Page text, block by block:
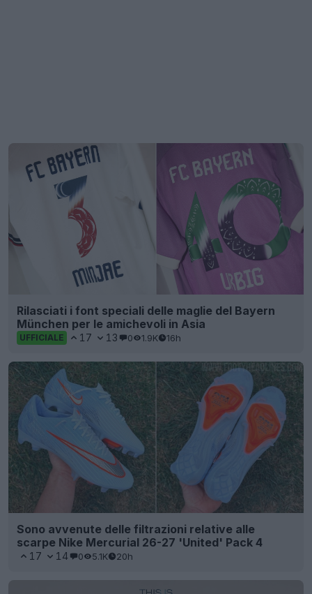
Rilasciati i font speciali delle maglie del Bayern
München per le amichevoli in Asia
UFFICIALE 17 13 0 1.9K 16h
Sono avvenute delle filtrazioni relative alle
scarpe Nike Mercurial 26-27 'United' Pack 4
17 14 0 5.1K 20h